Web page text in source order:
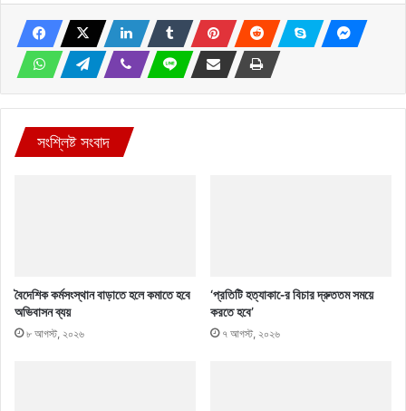
সংশ্লিষ্ট সংবাদ
বৈদেশিক কর্মসংস্থান বাড়াতে হলে কমাতে হবে
অভিবাসন ব্যয়
৮ আগস্ট, ২০২৬
‘প্রতিটি হত্যাকা-ের বিচার দ্রুততম সময়ে
করতে হবে’
৭ আগস্ট, ২০২৬